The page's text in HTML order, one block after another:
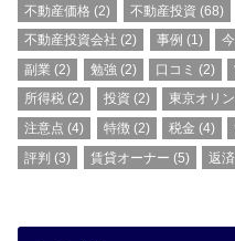
不動産価格 (2) 不動産投資 (68)
不動産投資会社 (2) 事例 (1)
副業 (2) 勉強 (2) 口コミ (2)
所得税 (2) 投資 (2) 東京オリ
注意点 (4) 特徴(2) 税金 (4)
評判 (3) 賃貸オーナー (5) 返済